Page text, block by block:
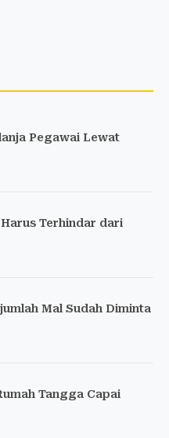
Pegawai Lewat
Terhindar dari
Mal Sudah Diminta
Tangga Capai